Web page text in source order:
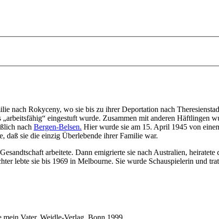
nach Rokyceny, wo sie bis zu ihrer Deportation nach
eingestuft wurde. Zusammen mit anderen Häftlingen
nach Bergen-Belsen. Hier wurde sie am 15. April 1945 von
daß sie die einzig Überlebende ihrer Familie war.
arbeitete. Dann emigrierte sie nach Australien,
lebte sie bis 1969 in Melbourne. Sie wurde Schauspielerin und
mein Vater, Weidle-Verlag, Bonn 1999.